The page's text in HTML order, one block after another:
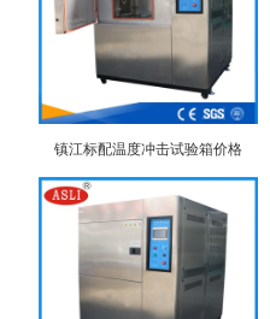
镇江标配温度冲击试验箱价格